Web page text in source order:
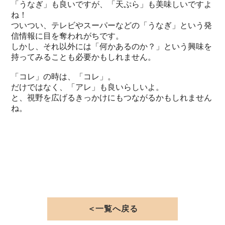
「うなぎ」も良いですが、「天ぷら」も美味しいですよ
ね！
ついつい、テレビやスーパーなどの「うなぎ」という発
信情報に目を奪われがちです。
しかし、それ以外には「何かあるのか？」という興味を
持ってみることも必要かもしれません。
「コレ」の時は、「コレ」。
だけではなく、「アレ」も良いらしいよ。
と、視野を広げるきっかけにもつながるかもしれません
ね。
＜一覧へ戻る